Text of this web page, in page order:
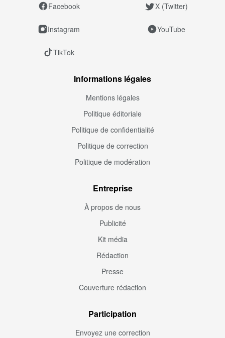
Facebook X (Twitter)
Instagram YouTube
TikTok
Informations légales
Mentions légales
Politique éditoriale
Politique de confidentialité
Politique de correction
Politique de modération
Entreprise
À propos de nous
Publicité
Kit média
Rédaction
Presse
Couverture rédaction
Participation
Envoyez une correction